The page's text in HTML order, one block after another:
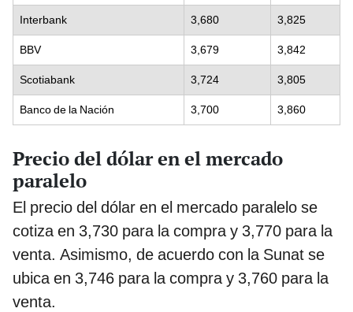
Interbank 3,680 3,825
BBV 3,679 3,842
Scotiabank 3,724 3,805
Banco de la Nación 3,700 3,860
Precio del dólar en el mercado
paralelo
El precio del dólar en el mercado paralelo se
cotiza en 3,730 para la compra y 3,770 para la
venta. Asimismo, de acuerdo con la Sunat se
ubica en 3,746 para la compra y 3,760 para la
venta.